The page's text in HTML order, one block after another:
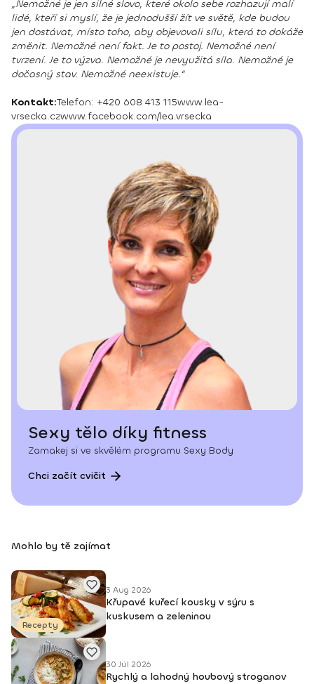
„Nemožné je jen silné slovo, které okolo sebe rozhazují malí
lidé, kteří si myslí, že je jednodušší žít ve světě, kde budou
jen dostávat, místo toho, aby objevovali sílu, která to dokáže
změnit. Nemožné není fakt. Je to postoj. Nemožné není
tvrzení. Je to výzva. Nemožné je nevyužitá síla. Nemožné je
dočasný stav. Nemožné neexistuje.“
Kontakt:Telefon: +420 608 413 115www.lea-
vrsecka.czwww.facebook.com/lea.vrsecka
Sexy tělo díky fitness
Zamakej si ve skvělém programu Sexy Body
Chci začít cvičit
Mohlo by tě zajímat
Recepty
3 Aug 2026
Křupavé kuřecí kousky v sýru s
kuskusem a zeleninou
30 Júl 2026
Rychlý a lahodný houbový stroganov